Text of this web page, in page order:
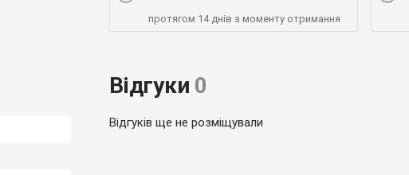
протягом 14 днів з моменту отримання
Відгуки 0
Відгуків ще не розміщували